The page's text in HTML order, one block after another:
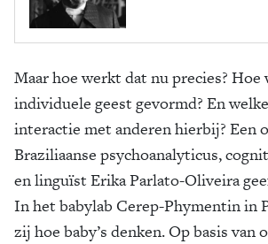
Maar hoe werkt dat nu precies?
individuele geest gevormd? En
interactie met anderen hierbij? Een
Braziliaanse psychoanalyticus,
en linguïst Erika Parlato-Oliveira
In het babylab Cerep-Phymentin in
zij hoe baby’s denken. Op basis van